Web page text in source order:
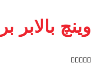
وینچ بالابر برقی 600
